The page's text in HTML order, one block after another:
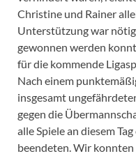
Christine und Rainer
Unterstützung war
gewonnen werden
für die kommende
Nach einem
insgesamt
gegen die
alle Spiele an diesem
beendeten. Wir